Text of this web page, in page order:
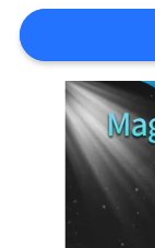
CASI
MAPPA
SITO
PRIVACY